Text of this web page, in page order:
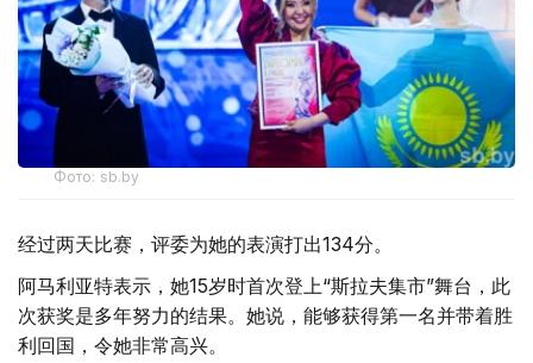
Фото: sb.by
经过两天比赛，评委为她的表演打出134分。
阿马利亚特表示，她15岁时首次登上“斯拉夫集市”舞台，此
次获奖是多年努力的结果。她说，能够获得第一名并带着胜
利回国，令她非常高兴。